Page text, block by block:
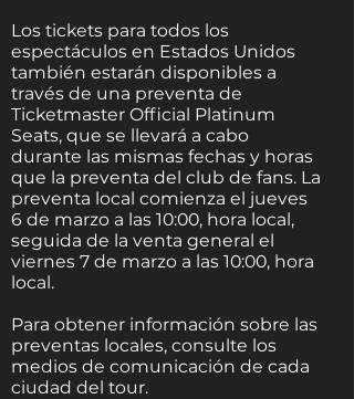
Los tickets para todos los
espectáculos en Estados Unidos
también estarán disponibles a
través de una preventa de
Ticketmaster Official Platinum
Seats, que se llevará a cabo
durante las mismas fechas y horas
que la preventa del club de fans. La
preventa local comienza el jueves
6 de marzo a las 10:00, hora local,
seguida de la venta general el
viernes 7 de marzo a las 10:00, hora
local.
Para obtener información sobre las
preventas locales, consulte los
medios de comunicación de cada
ciudad del tour.